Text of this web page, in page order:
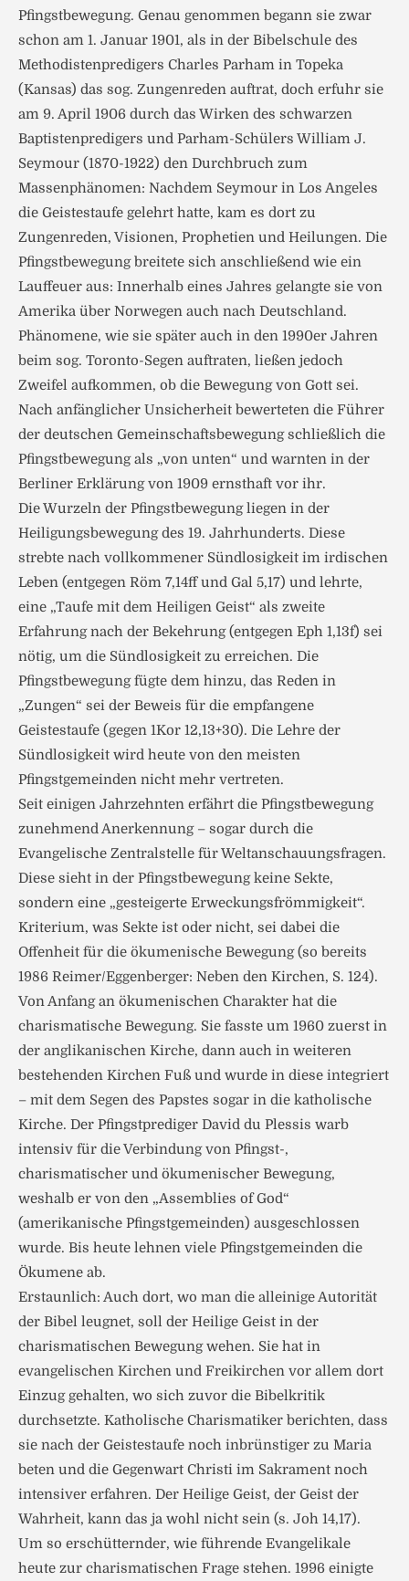
Pfingstbewegung. Genau genommen begann sie zwar
schon am 1. Januar 1901, als in der Bibelschule des
Methodistenpredigers Charles Parham in Topeka
(Kansas) das sog. Zungenreden auftrat, doch erfuhr sie
am 9. April 1906 durch das Wirken des schwarzen
Baptistenpredigers und Parham-Schülers William J.
Seymour (1870-1922) den Durchbruch zum
Massenphänomen: Nachdem Seymour in Los Angeles
die Geistestaufe gelehrt hatte, kam es dort zu
Zungenreden, Visionen, Prophetien und Heilungen. Die
Pfingstbewegung breitete sich anschließend wie ein
Lauffeuer aus: Innerhalb eines Jahres gelangte sie von
Amerika über Norwegen auch nach Deutschland.
Phänomene, wie sie später auch in den 1990er Jahren
beim sog. Toronto-Segen auftraten, ließen jedoch
Zweifel aufkommen, ob die Bewegung von Gott sei.
Nach anfänglicher Unsicherheit bewerteten die Führer
der deutschen Gemeinschaftsbewegung schließlich die
Pfingstbewegung als „von unten“ und warnten in der
Berliner Erklärung von 1909 ernsthaft vor ihr.
Die Wurzeln der Pfingstbewegung liegen in der
Heiligungsbewegung des 19. Jahrhunderts. Diese
strebte nach vollkommener Sündlosigkeit im irdischen
Leben (entgegen Röm 7,14ff und Gal 5,17) und lehrte,
eine „Taufe mit dem Heiligen Geist“ als zweite
Erfahrung nach der Bekehrung (entgegen Eph 1,13f) sei
nötig, um die Sündlosigkeit zu erreichen. Die
Pfingstbewegung fügte dem hinzu, das Reden in
„Zungen“ sei der Beweis für die empfangene
Geistestaufe (gegen 1Kor 12,13+30). Die Lehre der
Sündlosigkeit wird heute von den meisten
Pfingstgemeinden nicht mehr vertreten.
Seit einigen Jahrzehnten erfährt die Pfingstbewegung
zunehmend Anerkennung – sogar durch die
Evangelische Zentralstelle für Weltanschauungsfragen.
Diese sieht in der Pfingstbewegung keine Sekte,
sondern eine „gesteigerte Erweckungsfrömmigkeit“.
Kriterium, was Sekte ist oder nicht, sei dabei die
Offenheit für die ökumenische Bewegung (so bereits
1986 Reimer/Eggenberger: Neben den Kirchen, S. 124).
Von Anfang an ökumenischen Charakter hat die
charismatische Bewegung. Sie fasste um 1960 zuerst in
der anglikanischen Kirche, dann auch in weiteren
bestehenden Kirchen Fuß und wurde in diese integriert
– mit dem Segen des Papstes sogar in die katholische
Kirche. Der Pfingstprediger David du Plessis warb
intensiv für die Verbindung von Pfingst-,
charismatischer und ökumenischer Bewegung,
weshalb er von den „Assemblies of God“
(amerikanische Pfingstgemeinden) ausgeschlossen
wurde. Bis heute lehnen viele Pfingstgemeinden die
Ökumene ab.
Erstaunlich: Auch dort, wo man die alleinige Autorität
der Bibel leugnet, soll der Heilige Geist in der
charismatischen Bewegung wehen. Sie hat in
evangelischen Kirchen und Freikirchen vor allem dort
Einzug gehalten, wo sich zuvor die Bibelkritik
durchsetzte. Katholische Charismatiker berichten, dass
sie nach der Geistestaufe noch inbrünstiger zu Maria
beten und die Gegenwart Christi im Sakrament noch
intensiver erfahren. Der Heilige Geist, der Geist der
Wahrheit, kann das ja wohl nicht sein (s. Joh 14,17).
Um so erschütternder, wie führende Evangelikale
heute zur charismatischen Frage stehen. 1996 einigte